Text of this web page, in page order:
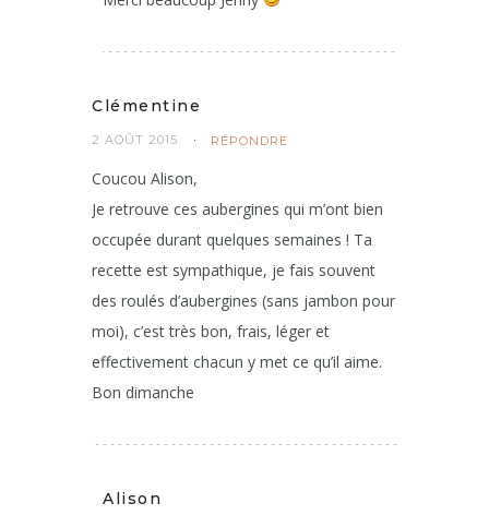
Clémentine
2 AOÛT 2015 RÉPONDRE
Coucou Alison,
Je retrouve ces aubergines qui m’ont bien
occupée durant quelques semaines ! Ta
recette est sympathique, je fais souvent
des roulés d’aubergines (sans jambon pour
moi), c’est très bon, frais, léger et
effectivement chacun y met ce qu’il aime.
Bon dimanche
Alison